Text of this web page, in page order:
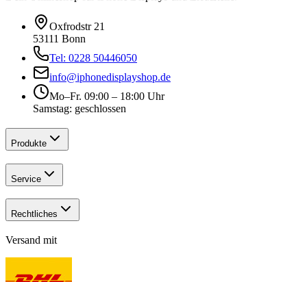
Oxfrodstr 21
53111 Bonn
Tel: 0228 50446050
info@iphonedisplayshop.de
Mo–Fr. 09:00 – 18:00 Uhr
Samstag: geschlossen
Produkte
Service
Rechtliches
Versand mit